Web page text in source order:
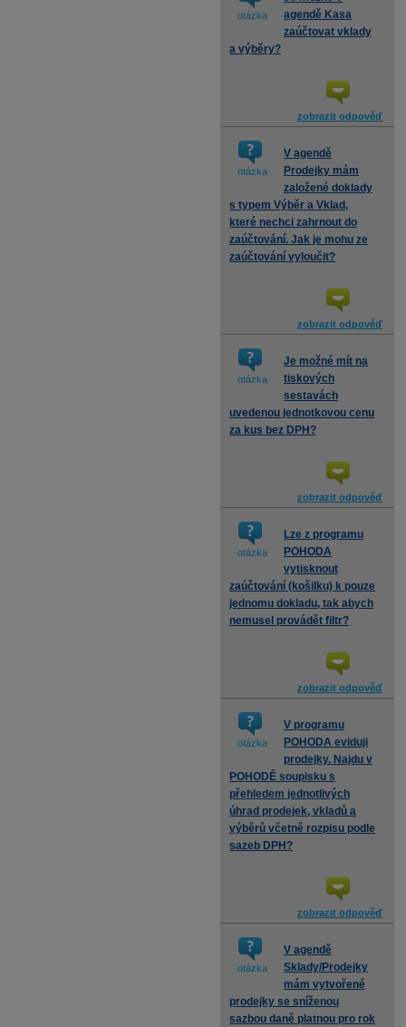
otázka
agendě Kasa
zaúčtovat vklady
a výběry?
zobrazit odpověď
otázka
V agendě
Prodejky mám
založené doklady
s typem Výběr a Vklad,
které nechci zahrnout do
zaúčtování. Jak je mohu ze
zaúčtování vyloučit?
zobrazit odpověď
otázka
Je možné mít na
tiskových
sestavách
uvedenou jednotkovou cenu
za kus bez DPH?
zobrazit odpověď
otázka
Lze z programu
POHODA
vytisknout
zaúčtování (košilku) k pouze
jednomu dokladu, tak abych
nemusel provádět filtr?
zobrazit odpověď
otázka
V programu
POHODA eviduji
prodejky. Najdu v
POHODĚ soupisku s
přehledem jednotlivých
úhrad prodejek, vkladů a
výběrů včetně rozpisu podle
sazeb DPH?
zobrazit odpověď
otázka
V agendě
Sklady/Prodejky
mám vytvořené
prodejky se sníženou
sazbou daně platnou pro rok